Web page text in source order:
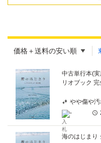
価格＋送料の安い順
中古単行本(
リオブック 完
やや傷や汚
-
海のはじまり